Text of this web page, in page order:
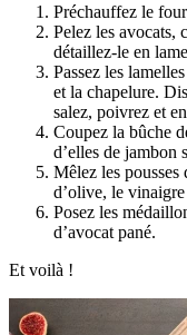
Préchauffez le
Pelez les avocats,
détaillez-le en
Passez les
et la chapelure.
salez, poivrez et
Coupez la bûche
d’elles de jambon
Mêlez les pousses
d’olive, le
Posez les
d’avocat pané.
Et voilà !